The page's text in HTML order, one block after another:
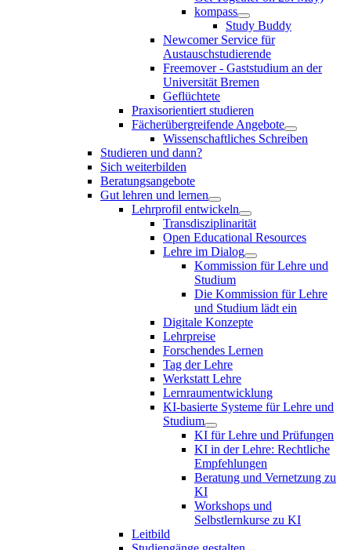
kompass
Study Buddy
Newcomer Service für
Austauschstudierende
Freemover - Gaststudium an der
Universität Bremen
Geflüchtete
Praxisorientiert studieren
Fächerübergreifende Angebote
Wissenschaftliches Schreiben
Studieren und dann?
Sich weiterbilden
Beratungsangebote
Gut lehren und lernen
Lehrprofil entwickeln
Transdisziplinarität
Open Educational Resources
Lehre im Dialog
Kommission für Lehre und
Studium
Die Kommission für Lehre
und Studium lädt ein
Digitale Konzepte
Lehrpreise
Forschendes Lernen
Tag der Lehre
Werkstatt Lehre
Lernraumentwicklung
KI-basierte Systeme für Lehre und
Studium
KI für Lehre und Prüfungen
KI in der Lehre: Rechtliche
Empfehlungen
Beratung und Vernetzung zu
KI
Workshops und
Selbstlernkurse zu KI
Leitbild